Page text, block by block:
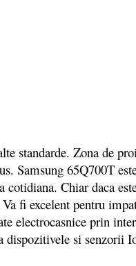
standarde. Zona de
Samsung 65Q700T
cotidiana. Chiar daca
fi excelent pentru
electrocasnice prin
si senzorii